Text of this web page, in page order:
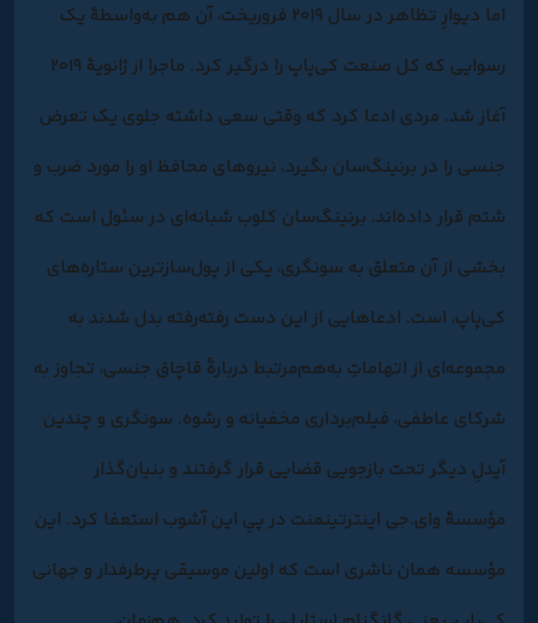
اما دیوارِ تظاهر در سال ۲۰۱۹ فروریخت، آن هم به‌واسطۀ یک
رسوایی که کل صنعت کی‌پاپ را درگیر کرد. ماجرا از ژانویۀ ۲۰۱۹
آغاز شد. مردی ادعا کرد که وقتی سعی داشته جلوی یک تعرض
جنسی را در برنینگ‌سان بگیرد، نیروهای محافظ او را مورد ضرب و
شتم قرار داده‌اند. برنینگ‌سان کلوب شبانه‌ای در سئول است که
بخشی از آن متعلق به سونگری، یکی از پول‌سازترین ستاره‌های
کی‌پاپ، است. ادعاهایی از این دست رفته‌رفته بدل شدند به
مجموعه‌ای از اتهاماتِ به‌هم‌مرتبط دربارۀ قاچاق جنسی، تجاوز به
شرکای عاطفی، فیلم‌برداری‌ مخفیانه و رشوه. سونگری و چندین
آیدلِ دیگر تحت بازجویی قضایی قرار گرفتند و بنیان‌گذار
مؤسسۀ وای.جی اینترتینمنت در پیِ این آشوب استعفا کرد. این
مؤسسه همان ناشری است که اولین موسیقی پرطرفدار و جهانی